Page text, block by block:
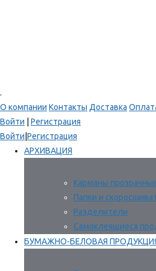
.
О компании Контакты Доставка
Войти
Регистрация
Войти Регистрация
АРХИВАЦИЯ
Карманы
Папки и
Разделители
Самоклеящиеся
БУМАЖНО-БЕЛОВАЯ